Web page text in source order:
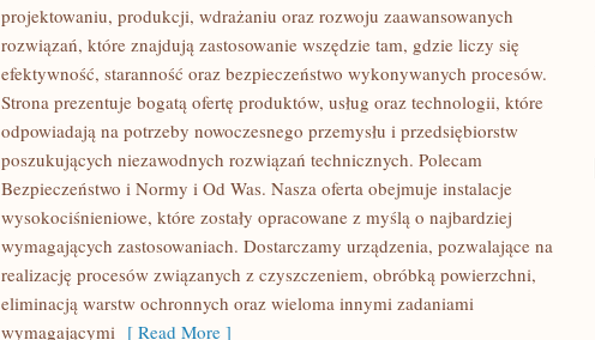
projektowaniu, produkcji, wdrażaniu oraz rozwoju zaawansowanych
rozwiązań, które znajdują zastosowanie wszędzie tam, gdzie liczy się
efektywność, staranność oraz bezpieczeństwo wykonywanych procesów.
Strona prezentuje bogatą ofertę produktów, usług oraz technologii, które
odpowiadają na potrzeby nowoczesnego przemysłu i przedsiębiorstw
poszukujących niezawodnych rozwiązań technicznych. Polecam
Bezpieczeństwo i Normy i Od Was. Nasza oferta obejmuje instalacje
wysokociśnieniowe, które zostały opracowane z myślą o najbardziej
wymagających zastosowaniach. Dostarczamy urządzenia, pozwalające na
realizację procesów związanych z czyszczeniem, obróbką powierzchni,
eliminacją warstw ochronnych oraz wieloma innymi zadaniami
wymagającymi [ Read More ]